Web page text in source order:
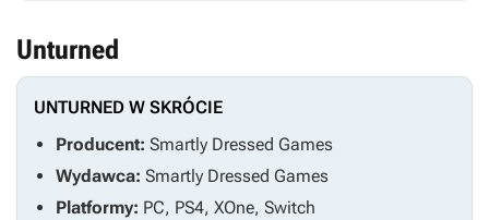
Unturned
UNTURNED W SKRÓCIE
Producent: Smartly Dressed Games
Wydawca: Smartly Dressed Games
Platformy: PC, PS4, XOne, Switch